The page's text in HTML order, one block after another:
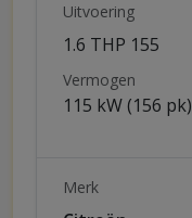
Uitvoering
1.6 THP 155
Vermogen
115 kW (156 pk)
Merk